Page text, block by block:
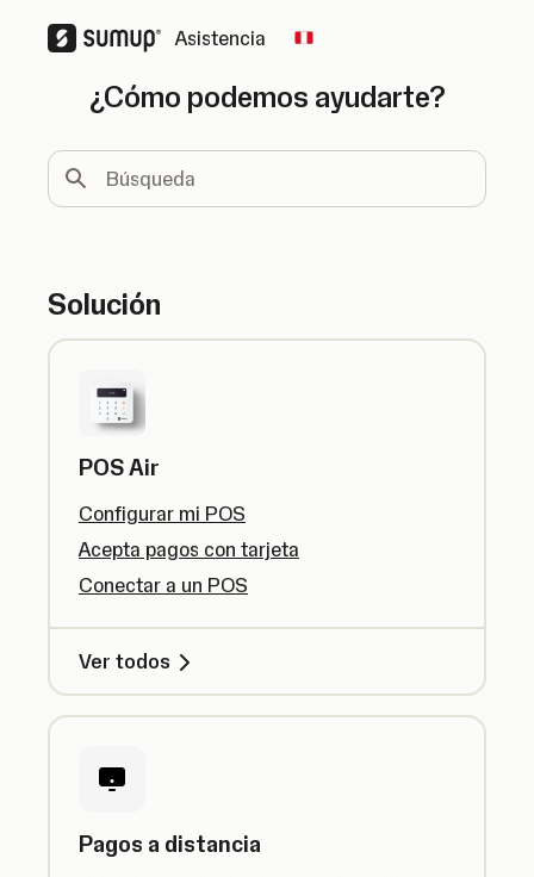
Asistencia Change country
¿Cómo podemos ayudarte?
Búsqueda
Solución
POS Air
Configurar mi POS
Acepta pagos con tarjeta
Conectar a un POS
Ver todos
Pagos a distancia